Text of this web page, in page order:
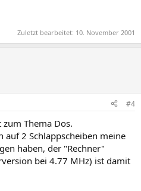
Zuletzt bearbeitet: 10. November 2001
#4
Thema Dos.
2 Schlappscheiben meine
haben, der "Rechner"
bei 4.77 MHz) ist damit